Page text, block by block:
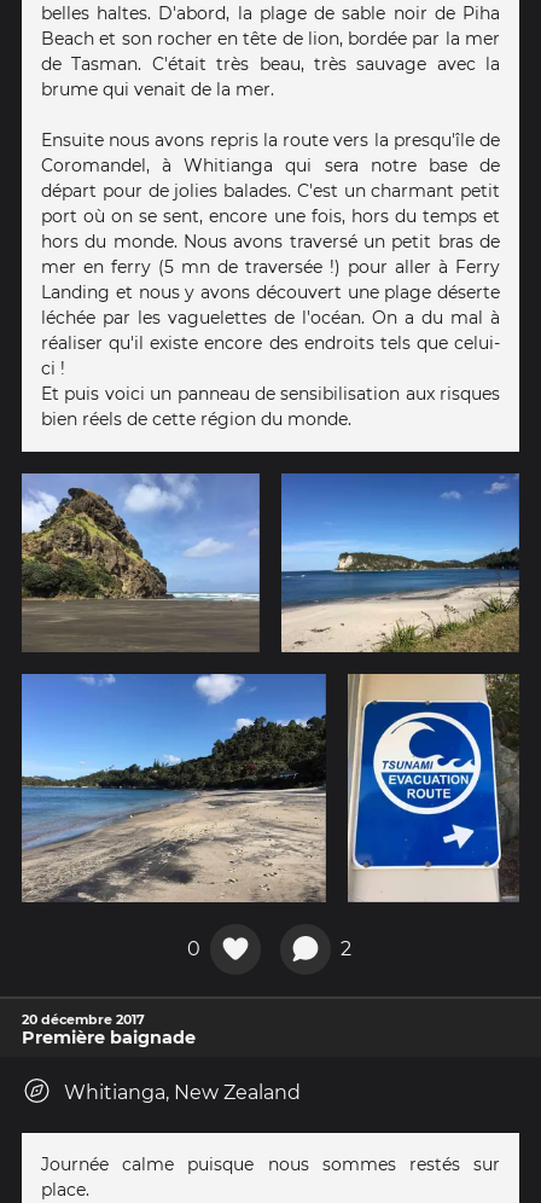
belles haltes. D'abord, la plage de sable noir de Piha
Beach et son rocher en tête de lion, bordée par la mer
de Tasman. C'était très beau, très sauvage avec la
brume qui venait de la mer.
Ensuite nous avons repris la route vers la presqu'île de
Coromandel, à Whitianga qui sera notre base de
départ pour de jolies balades. C'est un charmant petit
port où on se sent, encore une fois, hors du temps et
hors du monde. Nous avons traversé un petit bras de
mer en ferry (5 mn de traversée !) pour aller à Ferry
Landing et nous y avons découvert une plage déserte
léchée par les vaguelettes de l'océan. On a du mal à
réaliser qu'il existe encore des endroits tels que celui-
ci !
Et puis voici un panneau de sensibilisation aux risques
bien réels de cette région du monde.
0 2
20 décembre 2017
Première baignade
Whitianga, New Zealand
Journée calme puisque nous sommes restés sur
place.